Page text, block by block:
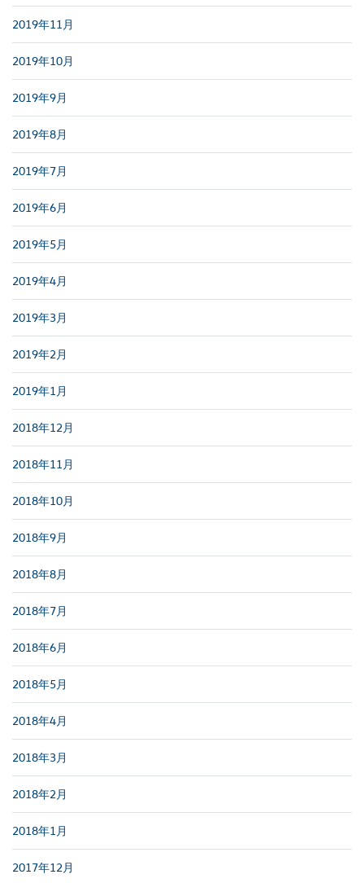
2019年11月
2019年10月
2019年9月
2019年8月
2019年7月
2019年6月
2019年5月
2019年4月
2019年3月
2019年2月
2019年1月
2018年12月
2018年11月
2018年10月
2018年9月
2018年8月
2018年7月
2018年6月
2018年5月
2018年4月
2018年3月
2018年2月
2018年1月
2017年12月